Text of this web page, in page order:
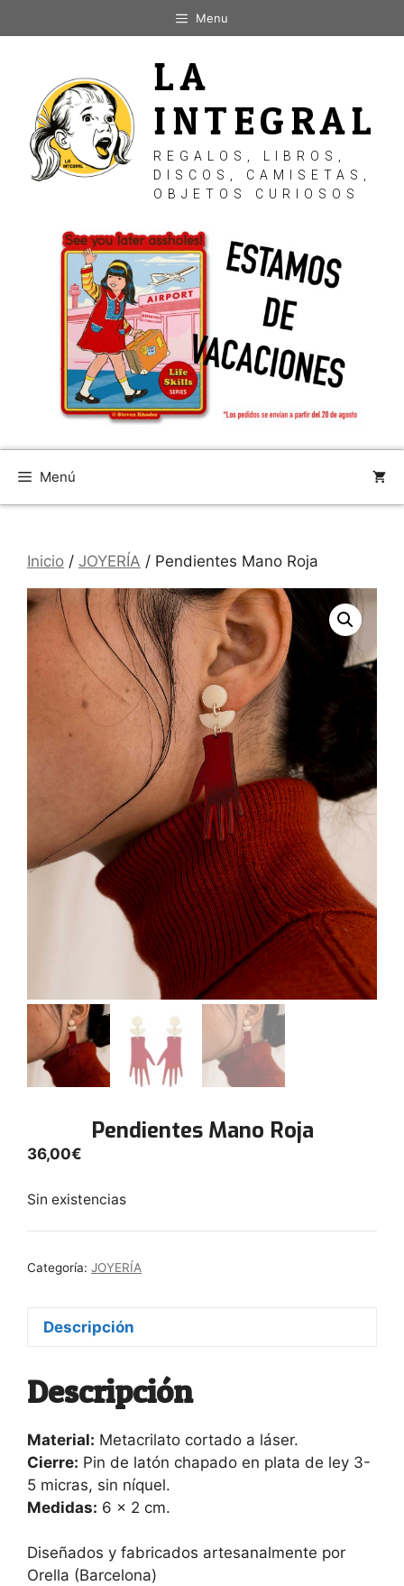
al
Menu
LA
INTEGRAL
REGALOS, LIBROS,
DISCOS, CAMISETAS,
OBJETOS CURIOSOS
Menú
Inicio / JOYERÍA / Pendientes Mano Roja
Pendientes Mano Roja
36,00€
Sin existencias
Categoría: JOYERÍA
Descripción
Descripción
Material: Metacrilato cortado a láser.
Cierre: Pin de latón chapado en plata de ley 3-
5 micras, sin níquel.
Medidas: 6 x 2 cm.
Diseñados y fabricados artesanalmente por
Orella (Barcelona)